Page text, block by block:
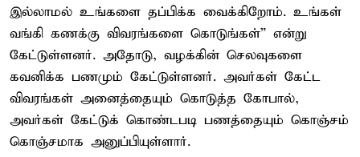
இல்லாமல் உங்களை தப்பிக்க வைக்கிறோம். உங்கள்
வங்கி கணக்கு விவரங்களை கொடுங்கள்” என்று
கேட்டுள்ளனர். அதோடு, வழக்கின் செலவுகளை
கவனிக்க பணமும் கேட்டுள்ளனர். அவர்கள் கேட்ட
விவரங்கள் அனைத்தையும் கொடுத்த கோபால்,
அவர்கள் கேட்டுக் கொண்டபடி பணத்தையும் கொஞ்சம்
கொஞ்சமாக அனுப்பியுள்ளார்.